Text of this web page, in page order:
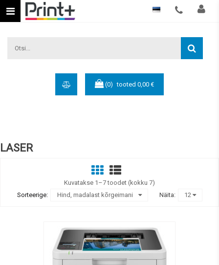
Eesti keel
(0) tooted 0,00 €
LASER
Kuvatakse 1–7 toodet (kokku 7)
Sorteerige:
Hind, madalast kõrgeimani Näita: 12